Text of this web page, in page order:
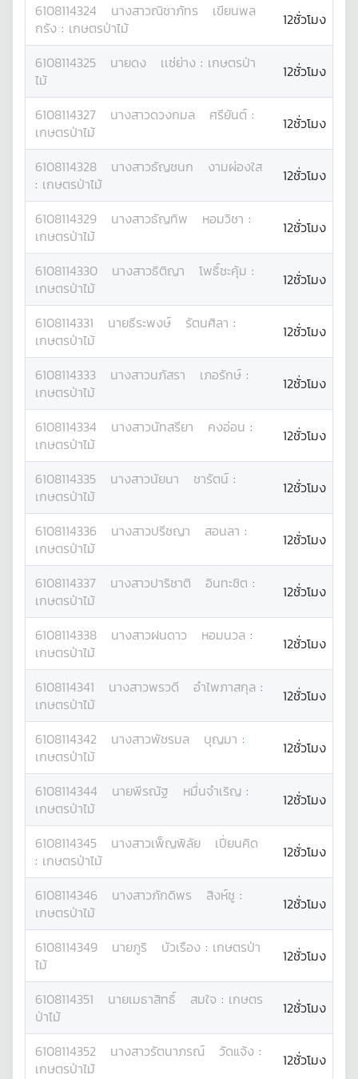
6108114324 นางสาวณิชาภัทร
เขียนพล
กรัง : เกษตรป่าไม้ 12ชั่วโมง
6108114325 นายดง เเซ่ย่าง : เกษตรป่า
ไม้
12ชั่วโมง
6108114327 นางสาวดวงกมล ศรียันต์ :
เกษตรป่าไม้
12ชั่วโมง
6108114328 นางสาวธัญชนก
งามผ่องใส
: เกษตรป่าไม้ 12ชั่วโมง
6108114329 นางสาวธัญทิพ หอมวิชา :
เกษตรป่าไม้
12ชั่วโมง
6108114330 นางสาวธิติญา โพธิ์ชะคุ้ม :
เกษตรป่าไม้
12ชั่วโมง
6108114331 นายธีระพงษ์ รัตนศิลา :
เกษตรป่าไม้
12ชั่วโมง
6108114333 นางสาวนภัสรา เภอรักษ์ :
เกษตรป่าไม้
12ชั่วโมง
6108114334 นางสาวนัทสรียา คงอ่อน :
เกษตรป่าไม้
12ชั่วโมง
6108114335 นางสาวนัยนา ชารัตน์ :
เกษตรป่าไม้
12ชั่วโมง
6108114336 นางสาวปรีชญา สอนลา :
เกษตรป่าไม้
12ชั่วโมง
6108114337 นางสาวปาริชาติ อินทะชิต :
เกษตรป่าไม้
12ชั่วโมง
6108114338 นางสาวฝนดาว หอมนวล :
เกษตรป่าไม้
12ชั่วโมง
6108114341 นางสาวพรวดี อำไพภาสกุล :
เกษตรป่าไม้
12ชั่วโมง
6108114342 นางสาวพัชรมล บุญมา :
เกษตรป่าไม้
12ชั่วโมง
6108114344 นายพีรณัฐ หมื่นจำเริญ :
เกษตรป่าไม้
12ชั่วโมง
6108114345 นางสาวเพ็ญพิลัย
เปี่ยนคิด
: เกษตรป่าไม้ 12ชั่วโมง
6108114346 นางสาวภักดิพร สิงห์ชู :
เกษตรป่าไม้
12ชั่วโมง
6108114349 นายภูริ บัวเรือง : เกษตรป่า
ไม้
12ชั่วโมง
6108114351 นายเมธาสิทธิ์ สมใจ : เกษตร
ป่าไม้
12ชั่วโมง
6108114352 นางสาวรัตนาภรณ์ วัดแจ้ง :
เกษตรป่าไม้
12ชั่วโมง